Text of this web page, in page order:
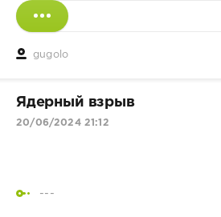
gugolo
Ядерный взрыв
20/06/2024 21:12
---